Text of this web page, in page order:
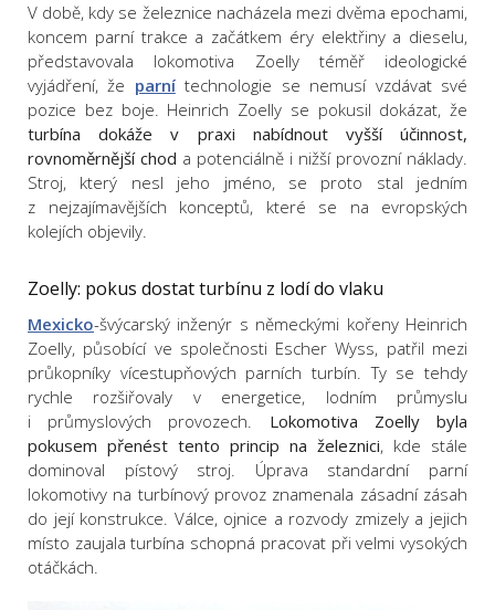
V době, kdy se železnice nacházela mezi dvěma epochami,
koncem parní trakce a začátkem éry elektřiny a dieselu,
představovala lokomotiva Zoelly téměř ideologické
vyjádření, že parnítechnologie se nemusí vzdávat své
pozice bez boje. Heinrich Zoelly se pokusil dokázat, že
turbína dokáže v praxi nabídnout vyšší účinnost,
rovnoměrnější chod a potenciálně i nižší provozní náklady.
Stroj, který nesl jeho jméno, se proto stal jedním
z nejzajímavějších konceptů, které se na evropských
kolejích objevily.
Zoelly: pokus dostat turbínu z lodí do vlaku
Mexicko-švýcarský inženýr s německými kořeny Heinrich
Zoelly, působící ve společnosti Escher Wyss, patřil mezi
průkopníky více­stupňových parních turbín. Ty se tehdy
rychle rozšiřovaly v energetice, lodním průmyslu
i průmyslových provozech. Lokomotiva Zoelly byla
pokusem přenést tento princip na železnici, kde stále
dominoval pístový stroj. Úprava standardní parní
lokomotivy na turbínový provoz znamenala zásadní zásah
do její konstrukce. Válce, ojnice a rozvody zmizely a jejich
místo zaujala turbína schopná pracovat při velmi vysokých
otáčkách.